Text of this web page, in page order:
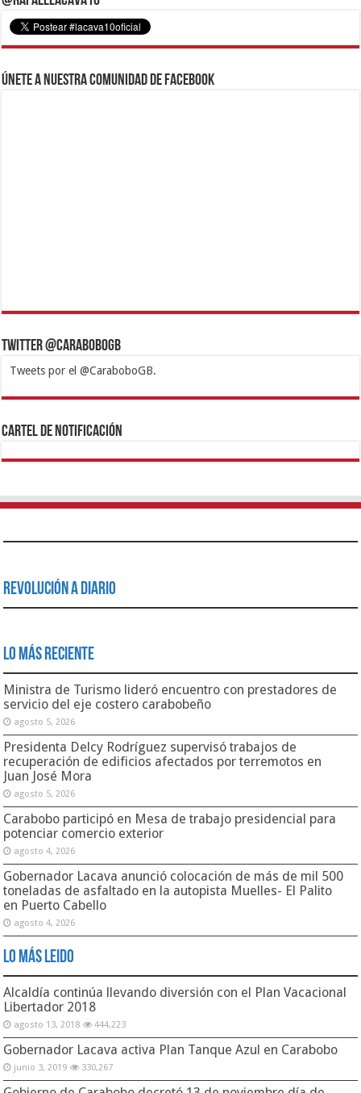
Únete a nuestra comunidad de Facebook
Twitter @CaraboboGB
Tweets por el @CaraboboGB.
1xbetBetturkeyBetistKralbetSupertotobetTipobetMatadorbetMariobet
https://mvbcasino.com/
Cartel de Notificación
Revolución a Diario
Lo Más Reciente
Ministra de Turismo lideró encuentro con prestadores de
servicio del eje costero carabobeño
agosto 5, 2026
Presidenta Delcy Rodríguez supervisó trabajos de
recuperación de edificios afectados por terremotos en
Juan José Mora
agosto 5, 2026
Carabobo participó en Mesa de trabajo presidencial para
potenciar comercio exterior
agosto 4, 2026
Gobernador Lacava anunció colocación de más de mil 500
toneladas de asfaltado en la autopista Muelles- El Palito
en Puerto Cabello
agosto 4, 2026
Lo Más Leido
Alcaldía continúa llevando diversión con el Plan Vacacional
Libertador 2018
agosto 13, 2018 444,223
Gobernador Lacava activa Plan Tanque Azul en Carabobo
junio 3, 2019 330,267